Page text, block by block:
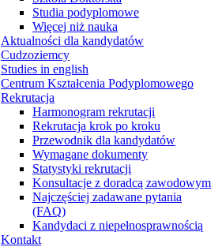
Studia podyplomowe
Więcej niż nauka
Aktualności dla kandydatów
Cudzoziemcy
Studies in english
Centrum Kształcenia Podyplomowego
Rekrutacja
Harmonogram rekrutacji
Rekrutacja krok po kroku
Przewodnik dla kandydatów
Wymagane dokumenty
Statystyki rekrutacji
Konsultacje z doradcą zawodowym
Najczęściej zadawane pytania
(FAQ)
Kandydaci z niepełnosprawnością
Kontakt